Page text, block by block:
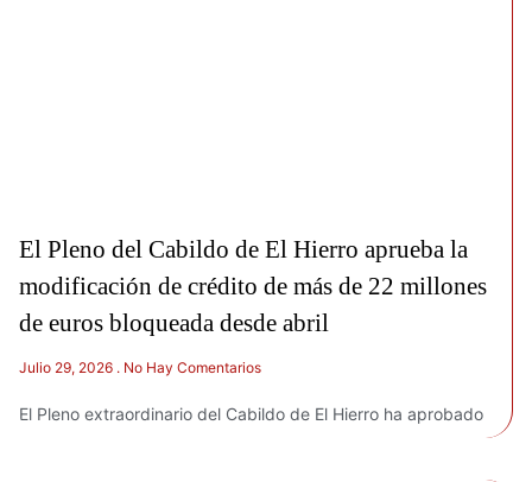
El Pleno del Cabildo de El Hierro aprueba la
modificación de crédito de más de 22 millones
de euros bloqueada desde abril
Julio 29, 2026 No Hay Comentarios
El Pleno extraordinario del Cabildo de El Hierro ha aprobado